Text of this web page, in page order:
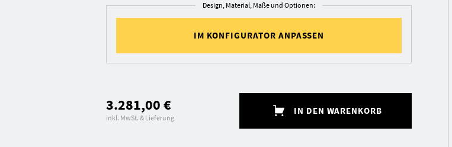
Design, Material, Maße und Optionen:
IM KONFIGURATOR ANPASSEN
3.281,00 €
inkl. MwSt. & Lieferung
IN DEN WARENKORB